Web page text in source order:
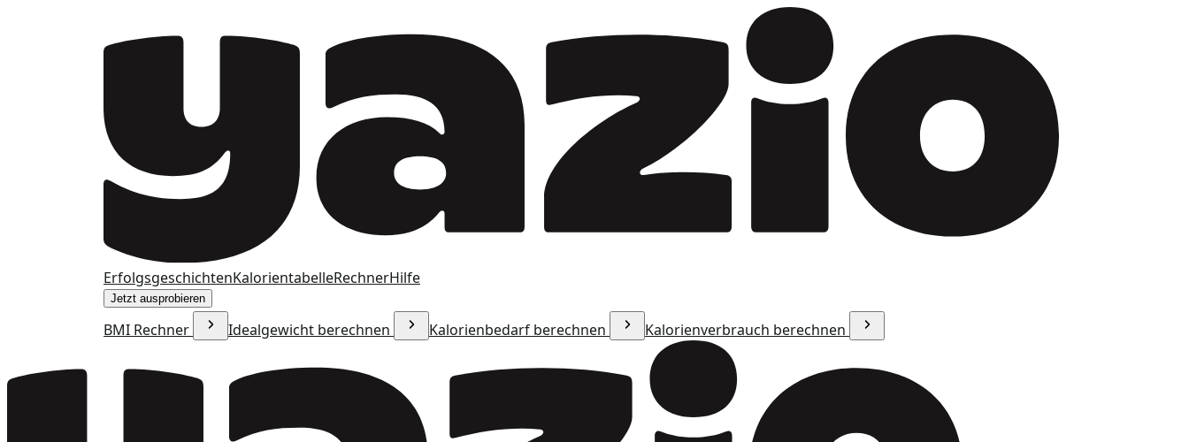
ErfolgsgeschichtenKalorientabelleRechnerHilfe
Jetzt ausprobieren
BMI Rechner Idealgewicht berechnen Kalorienbedarf berechnen Kalorienverbrauch berechnen